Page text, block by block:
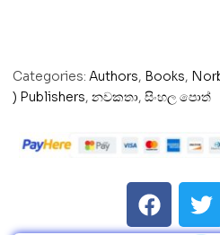
Categories: Authors, Books,
) Publishers, නවකතා, සිංහල පොත්